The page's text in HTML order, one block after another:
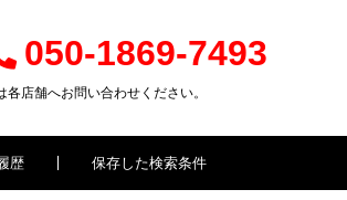
050-1869-7493
店舗へお問い合わせください。
歴 保存した検索条件